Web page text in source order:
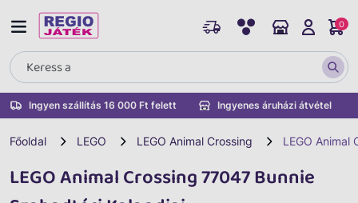
Ingyen szállítás 16 000 Ft felett Ingyenes áruházi átvétel
0
Főoldal LEGO LEGO Animal Crossing LEGO Animal
LEGO Animal Crossing 77047 Bunnie